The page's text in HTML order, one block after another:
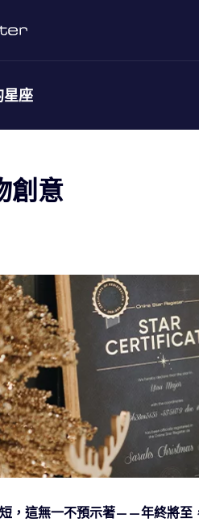
星座
創意
，這無一不預示著——年終將至